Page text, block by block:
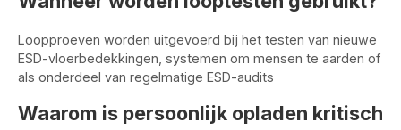
Loopproeven worden uitgevoerd bij het testen van nieuwe
ESD-vloerbedekkingen, systemen om mensen te aarden of
als onderdeel van regelmatige ESD-audits
Waarom is persoonlijk opladen kritisch